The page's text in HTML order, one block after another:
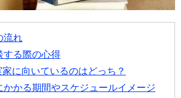
流れ
する際の心得
に向いているのはどっち？
かかる期間やスケジュールイメージ